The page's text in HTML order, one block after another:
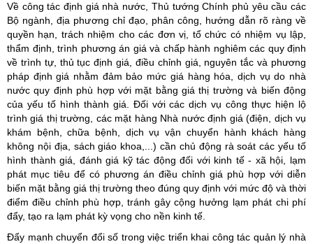
Về công tác định giá nhà nước, Thủ tướng Chính phủ yêu cầu các
Bộ ngành, địa phương chỉ đạo, phân công, hướng dẫn rõ ràng về
quyền hạn, trách nhiệm cho các đơn vị, tổ chức có nhiệm vụ lập,
thẩm định, trình phương án giá và chấp hành nghiêm các quy định
về trình tự, thủ tục định giá, điều chỉnh giá, nguyên tắc và phương
pháp định giá nhằm đảm bảo mức giá hàng hóa, dịch vụ do nhà
nước quy định phù hợp với mặt bằng giá thị trường và biến động
của yếu tố hình thành giá. Đối với các dịch vụ công thực hiện lộ
trình giá thị trường, các mặt hàng Nhà nước định giá (điện, dịch vụ
khám bệnh, chữa bệnh, dịch vụ vận chuyển hành khách hàng
không nội địa, sách giáo khoa,...) cần chủ động rà soát các yếu tố
hình thành giá, đánh giá kỹ tác động đối với kinh tế - xã hội, lạm
phát mục tiêu để có phương án điều chỉnh giá phù hợp với diễn
biến mặt bằng giá thị trường theo đúng quy định với mức độ và thời
điểm điều chỉnh phù hợp, tránh gây cộng hưởng lạm phát chi phí
đẩy, tạo ra lạm phát kỳ vọng cho nền kinh tế.
Đẩy mạnh chuyển đổi số trong việc triển khai công tác quản lý nhà